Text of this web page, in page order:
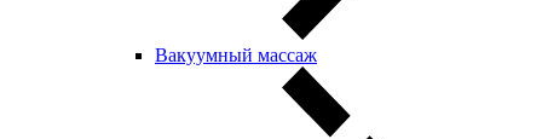
Вакуумный массаж